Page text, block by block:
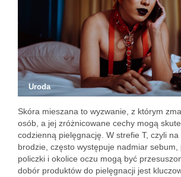
Uroda
Skóra mieszana to wyzwanie, z którym
osób, a jej zróżnicowane cechy mogą
codzienną pielęgnację. W strefie T, czyli
brodzie, często występuje nadmiar sebum,
policzki i okolice oczu mogą być
dobór produktów do pielęgnacji jest